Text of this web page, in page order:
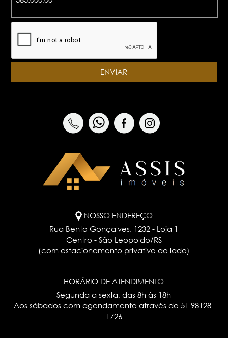
NOSSO ENDEREÇO
Rua Bento Gonçalves, 1232 - Loja 1
Centro - São Leopoldo/RS
(com estacionamento privativo ao lado)
HORÁRIO DE ATENDIMENTO
Segunda a sexta, das 8h às 18h
Aos sábados com agendamento através do51 98128-
1726